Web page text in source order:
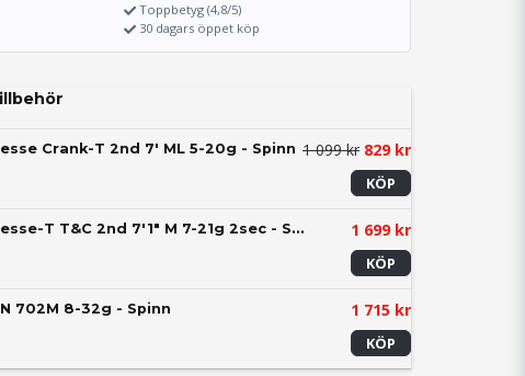
Toppbetyg (4,8/5)
30 dagars öppet köp
Crank-T 2nd 7' ML 5-20g - Spinn 1 099 kr 829 kr
KÖP
Westin W4 Finesse-T T&C 2nd 7'1" M 7-21g 2sec - Spinn 1 699 kr
KÖP
702M 8-32g - Spinn 1 715 kr
KÖP